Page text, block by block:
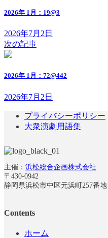
時
2026年 1月：19@3
2026年7月2日
次の記事
2026年 1月：72@442
2026年7月2日
プライバシーポリシー
大衆演劇用語集
主催： 浜松総合企画株式会社
〒430-0942
静岡県浜松市中区元浜町257番地
Contents
ホーム